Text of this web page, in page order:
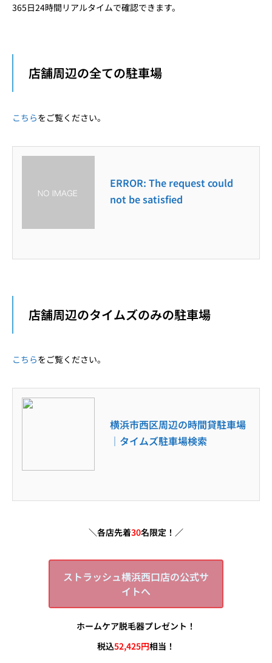
365日24時間リアルタイムで確認できます。
店舗周辺の全ての駐車場
こちらをご覧ください。
ERROR: The request could
not be satisfied
店舗周辺のタイムズのみの駐車場
こちらをご覧ください。
横浜市西区周辺の時間貸駐車場
｜タイムズ駐車場検索
＼各店先着30名限定！／
ストラッシュ横浜西口店の公式サ
イトへ
ホームケア脱毛器プレゼント！
税込52,425円相当！